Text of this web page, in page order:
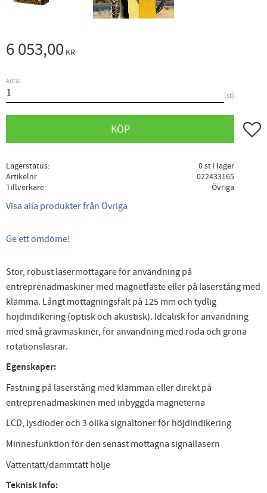
6 053,00 KR
Antal
st
KÖP Lägg
Lagerstatus
0 st i lager
Artikelnr
022433165
Tillverkare
Övriga
Visa alla produkter från Övriga
Ge ett omdöme!
Stor, robust lasermottagare för användning på
entreprenadmaskiner med magnetfäste eller på laserstång med
klämma. Långt mottagningsfält på 125 mm och tydlig
höjdindikering (optisk och akustisk). Idealisk för användning
med små grävmaskiner, för användning med röda och gröna
rotationslasrar.
Egenskaper:
Fästning på laserstång med klämman eller direkt på
entreprenadmaskinen med inbyggda magneterna
LCD, lysdioder och 3 olika signaltoner för höjdindikering
Minnesfunktion för den senast mottagna signallasern
Vattentätt/dammtätt hölje
Teknisk Info: